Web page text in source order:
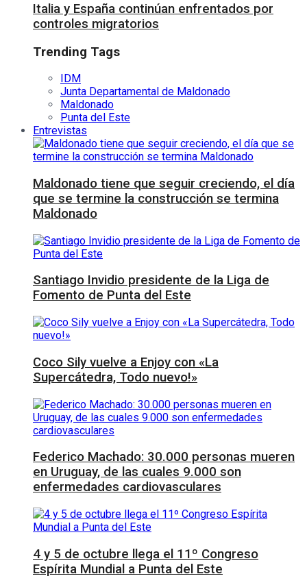
Italia y España continúan enfrentados por
controles migratorios
Trending Tags
IDM
Junta Departamental de Maldonado
Maldonado
Punta del Este
Entrevistas
Maldonado tiene que seguir creciendo, el día
que se termine la construcción se termina
Maldonado
Santiago Invidio presidente de la Liga de
Fomento de Punta del Este
Coco Sily vuelve a Enjoy con «La
Supercátedra, Todo nuevo!»
Federico Machado: 30.000 personas mueren
en Uruguay, de las cuales 9.000 son
enfermedades cardiovasculares
4 y 5 de octubre llega el 11º Congreso
Espírita Mundial a Punta del Este